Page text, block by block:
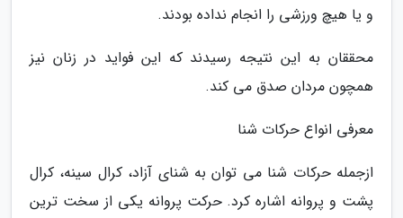
و یا هیچ ورزشی را انجام نداده بودند.
محققان به این نتیجه رسیدند که این فواید در زنان نیز
همچون مردان صدق می کند.
معرفی انواع حرکات شنا
ازجمله حرکات شنا می توان به شنای آزاد، کرال سینه، کرال
پشت و پروانه اشاره کرد. حرکت پروانه یکی از سخت ترین